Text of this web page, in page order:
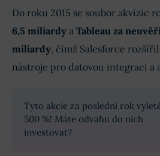
Do roku 2015 se soubor akvizic
6,5 miliardy a Tableau za
miliardy, čímž Salesforce
nástroje pro datovou integraci a
Tyto akcie za poslední rok
500 %! Máte odvahu do nich
investovat?